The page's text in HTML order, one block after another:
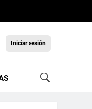
Iniciar sesión